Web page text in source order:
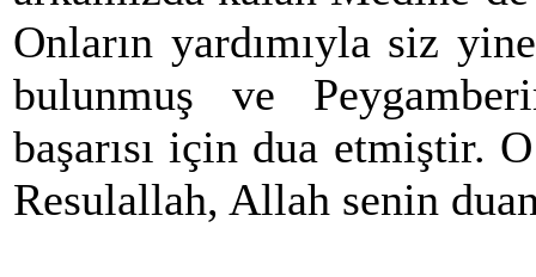
Onların yardımıyla siz
bulunmuş ve
başarısı için dua etmiştir.
Resulallah, Allah senin